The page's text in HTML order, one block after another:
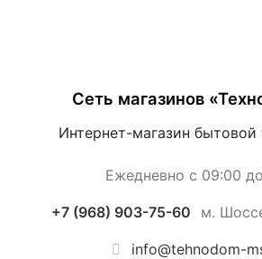
Сеть магазинов
Интернет-магазин бытовой
Ежедневно с 09:00
+7 (968) 903-75-60 м.
info@tehnodom-